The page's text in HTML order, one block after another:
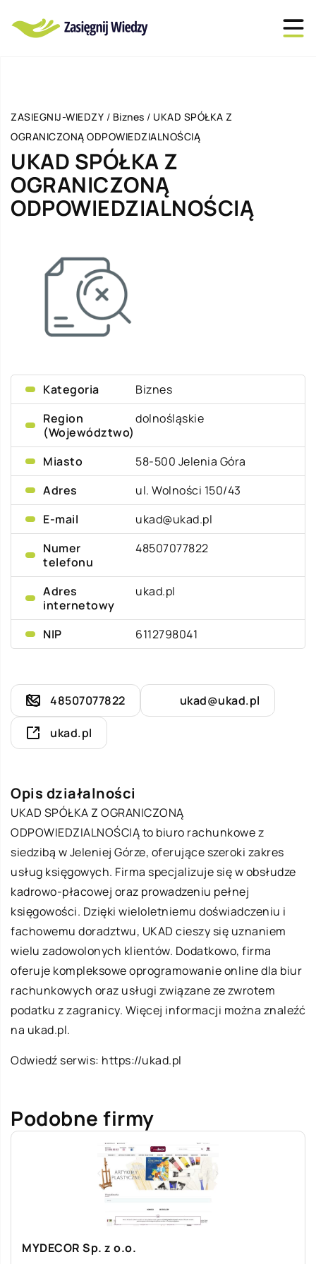
ZASIEGNIJ-WIEDZY / Biznes / UKAD SPÓŁKA Z
OGRANICZONĄ ODPOWIEDZIALNOŚCIĄ
UKAD SPÓŁKA Z
OGRANICZONĄ
ODPOWIEDZIALNOŚCIĄ
Kategoria
Biznes
Region
(Województwo)
dolnośląskie
Miasto
58-500 Jelenia Góra
Adres
ul. Wolności 150/43
E-mail
ukad@ukad.pl
Numer
telefonu
48507077822
Adres
internetowy
ukad.pl
NIP 6112798041
48507077822 ukad@ukad.pl
ukad.pl
Opis działalności
UKAD SPÓŁKA Z OGRANICZONĄ
ODPOWIEDZIALNOŚCIĄ to biuro rachunkowe z
siedzibą w Jeleniej Górze, oferujące szeroki zakres
usług księgowych. Firma specjalizuje się w obsłudze
kadrowo-płacowej oraz prowadzeniu pełnej
księgowości. Dzięki wieloletniemu doświadczeniu i
fachowemu doradztwu, UKAD cieszy się uznaniem
wielu zadowolonych klientów. Dodatkowo, firma
oferuje kompleksowe oprogramowanie online dla biur
rachunkowych oraz usługi związane ze zwrotem
podatku z zagranicy. Więcej informacji można znaleźć
na ukad.pl.
Odwiedź serwis: https://ukad.pl
Podobne firmy
MYDECOR Sp. z o.o.